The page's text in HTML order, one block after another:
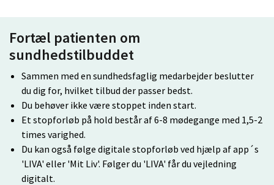
Fortæl patienten om
sundhedstilbuddet
Sammen med en sundhedsfaglig medarbejder beslutter
du dig for, hvilket tilbud der passer bedst.
Du behøver ikke være stoppet inden start.
Et stopforløb på hold består af 6-8 mødegange med 1,5-2
times varighed.
Du kan også følge digitale stopforløb ved hjælp af app´s
'LIVA' eller 'Mit Liv'. Følger du 'LIVA' får du vejledning
digitalt.